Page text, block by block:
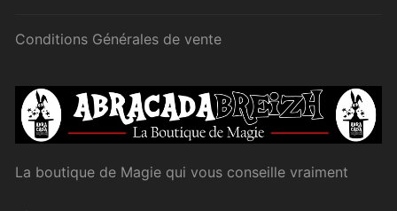
Conditions Générales de vente
La boutique de Magie qui vous conseille vraiment